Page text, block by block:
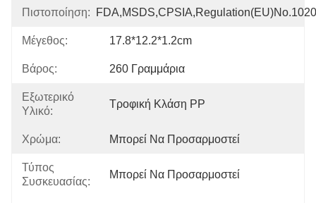
Πιστοποίηση:
Μέγεθος: 17.8*12.2*1.2cm
Βάρος: 260 Γραμμάρια
Εξωτερικό
Υλικό:
Τροφική Κλάση PP
Χρώμα: Μπορεί Να Προσαρμοστεί
Τύπος
Συσκευασίας:
Μπορεί Να Προσαρμοστεί